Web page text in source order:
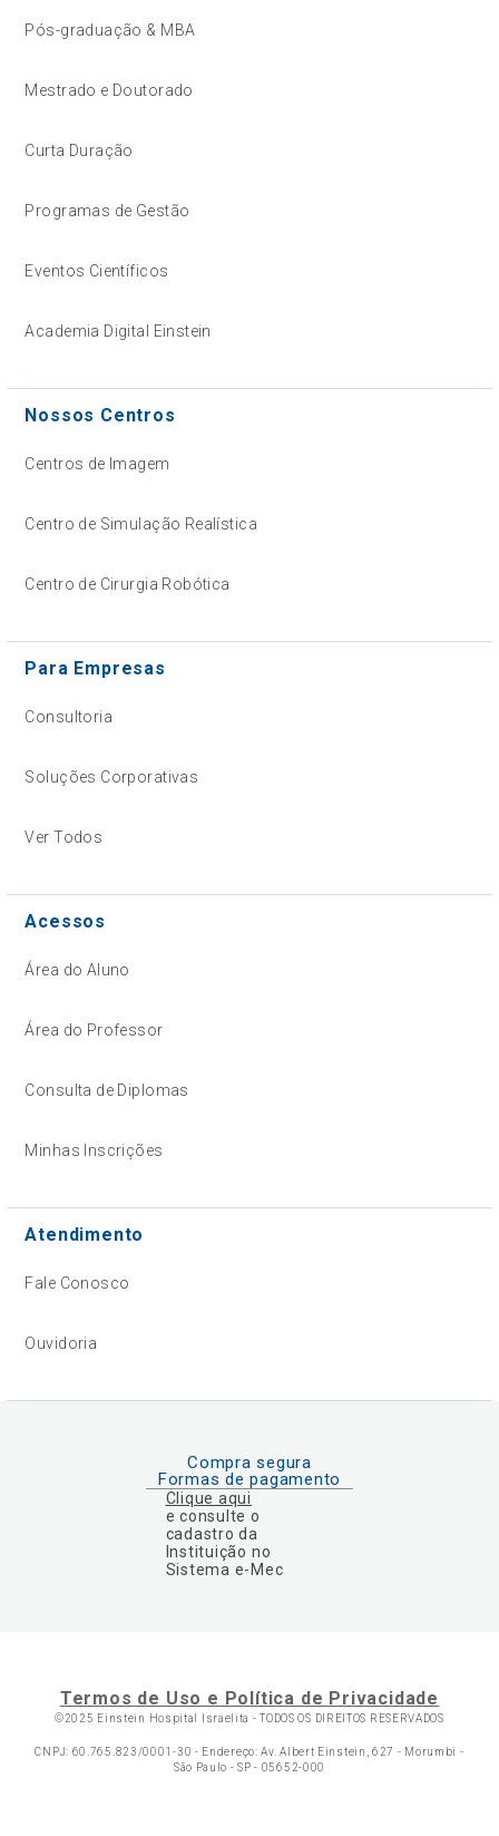
Pós-graduação & MBA
Mestrado e Doutorado
Curta Duração
Programas de Gestão
Eventos Científicos
Academia Digital Einstein
Nossos Centros
Centros de Imagem
Centro de Simulação Realística
Centro de Cirurgia Robótica
Para Empresas
Consultoria
Soluções Corporativas
Ver Todos
Acessos
Área do Aluno
Área do Professor
Consulta de Diplomas
Minhas Inscrições
Atendimento
Fale Conosco
Ouvidoria
Compra segura
Formas de pagamento
Clique aqui
e consulte o
cadastro da
Instituição no
Sistema e-Mec
Termos de Uso e Política de Privacidade
©2025 Einstein Hospital Israelita -TODOS OS DIREITOS RESERVADOS
CNPJ: 60.765.823/0001-30 - Endereço: Av. Albert Einstein, 627 - Morumbi -
São Paulo - SP - 05652-000